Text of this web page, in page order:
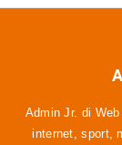
Admin Jr. di
internet, sport,